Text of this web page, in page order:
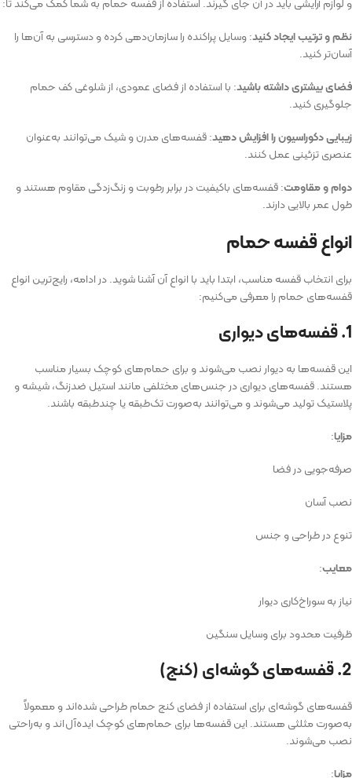
نظم و ترتیب ایجاد کنید: وسایل پراکنده را سازمان‌دهی کرده و دسترسی به آن‌ها را
آسان‌تر کنید.
فضای بیشتری داشته باشید: با استفاده از فضای عمودی، از شلوغی کف حمام
جلوگیری کنید.
زیبایی دکوراسیون را افزایش دهید: قفسه‌های مدرن و شیک می‌توانند به‌عنوان
عنصری تزئینی عمل کنند.
دوام و مقاومت: قفسه‌های باکیفیت در برابر رطوبت و زنگ‌زدگی مقاوم هستند و
طول عمر بالایی دارند.
انواع قفسه حمام
برای انتخاب قفسه مناسب، ابتدا باید با انواع آن آشنا شوید. در ادامه، رایج‌ترین انواع
قفسه‌های حمام را معرفی می‌کنیم:
1. قفسه‌های دیواری
این قفسه‌ها به دیوار نصب می‌شوند و برای حمام‌های کوچک بسیار مناسب
هستند. قفسه‌های دیواری در جنس‌های مختلفی مانند استیل ضدزنگ، شیشه و
پلاستیک تولید می‌شوند و می‌توانند به‌صورت تک‌طبقه یا چندطبقه باشند.
مزایا:
صرفه‌جویی در فضا
نصب آسان
تنوع در طراحی و جنس
معایب:
نیاز به سوراخ‌کاری دیوار
ظرفیت محدود برای وسایل سنگین
2. قفسه‌های گوشه‌ای (کنج)
قفسه‌های گوشه‌ای برای استفاده از فضای کنج حمام طراحی شده‌اند و معمولاً
به‌صورت مثلثی هستند. این قفسه‌ها برای حمام‌های کوچک ایده‌آل‌اند و به‌راحتی
نصب می‌شوند.
مزایا: